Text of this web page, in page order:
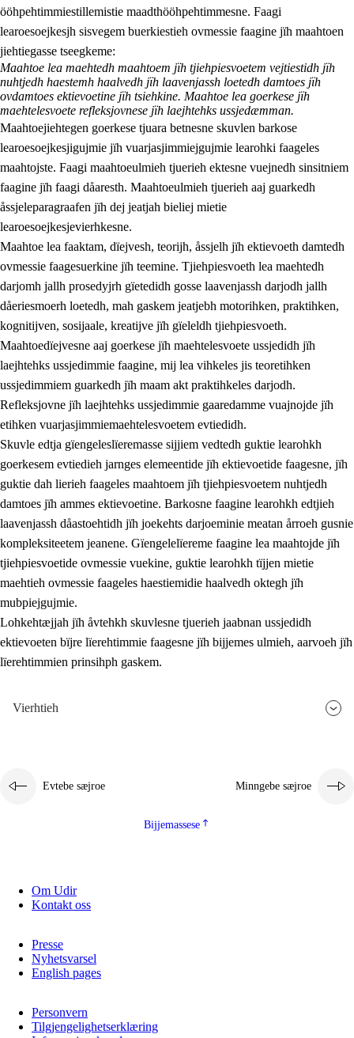
2. Lïeremen, evtiedimmien jïh skearkagimmien prinsihph
2.1 Sosijaale lïereme jïh evtiedimmie
2.2 Maahtoe faagine
2.3 Vihkeles tjiehpiesvoeth
2.4 Lïeredh lïeredh
Dåaresthfaageles teemah
ööhpehtimmiestillemistie maadthööhpehtimmesne. Faagi
learoesoejkesjh sisvegem buerkiestieh ovmessie faagine jïh maahtoen
jiehtiegasse tseegkeme:
Maahtoe lea maehtedh maahtoem jïh tjiehpiesvoetem vejtiestidh jïh
nuhtjedh haestemh haalvedh jïh laavenjassh loetedh damtoes jïh
ovdamtoes ektievoetine jïh tsiehkine. Maahtoe lea goerkese jïh
maehtelesvoete refleksjovnese jïh laejhtehks ussjedæmman.
Maahtoejiehtegen goerkese tjuara betnesne skuvlen barkose
learoesoejkesjigujmie jïh vuarjasjimmiejgujmie learohki faageles
maahtojste. Faagi maahtoeulmieh tjuerieh ektesne vuejnedh sinsitniem
faagine jïh faagi dåaresth. Maahtoeulmieh tjuerieh aaj guarkedh
åssjeleparagraafen jïh dej jeatjah bieliej mietie
learoesoejkesjevierhkesne.
Maahtoe lea faaktam, dïejvesh, teorijh, åssjelh jïh ektievoeth damtedh
ovmessie faagesuerkine jïh teemine. Tjiehpiesvoeth lea maehtedh
darjomh jallh prosedyjrh gïetedidh gosse laavenjassh darjodh jallh
dåeriesmoerh loetedh, mah gaskem jeatjebh motorihken, praktihken,
kognitijven, sosijaale, kreatijve jïh gïeleldh tjiehpiesvoeth.
Maahtoedïejvesne aaj goerkese jïh maehtelesvoete ussjedidh jïh
laejhtehks ussjedimmie faagine, mij lea vihkeles jis teoretihken
ussjedimmiem guarkedh jïh maam akt praktihkeles darjodh.
Refleksjovne jïh laejhtehks ussjedimmie gaaredamme vuajnojde jïh
etihken vuarjasjimmiemaehtelesvoetem evtiedidh.
Skuvle edtja gïengeleslïeremasse sijjiem vedtedh guktie learohkh
goerkesem evtiedieh jarnges elemeentide jïh ektievoetide faagesne, jïh
guktie dah lierieh faageles maahtoem jïh tjiehpiesvoetem nuhtjedh
damtoes jïh ammes ektievoetine. Barkosne faagine learohkh edtjieh
laavenjassh dåastoehtidh jïh joekehts darjoeminie meatan årroeh gusnie
kompleksiteetem jeanene. Gïengelelïereme faagine lea maahtojde jïh
tjiehpiesvoetide ovmessie vuekine, guktie learohkh tïjjen mietie
maehtieh ovmessie faageles haestiemidie haalvedh oktegh jïh
mubpiejgujmie.
Lohkehtæjjah jïh åvtehkh skuvlesne tjuerieh jaabnan ussjedidh
ektievoeten bïjre lïerehtimmie faagesne jïh bijjemes ulmieh, aarvoeh jïh
lïerehtimmien prinsihph gaskem.
Vierhtieh
Evtebe sæjroe Minngebe sæjroe
Bijjemassese
Om Udir
Kontakt oss
Presse
Nyhetsvarsel
English pages
Personvern
Tilgjengelighetserklæring